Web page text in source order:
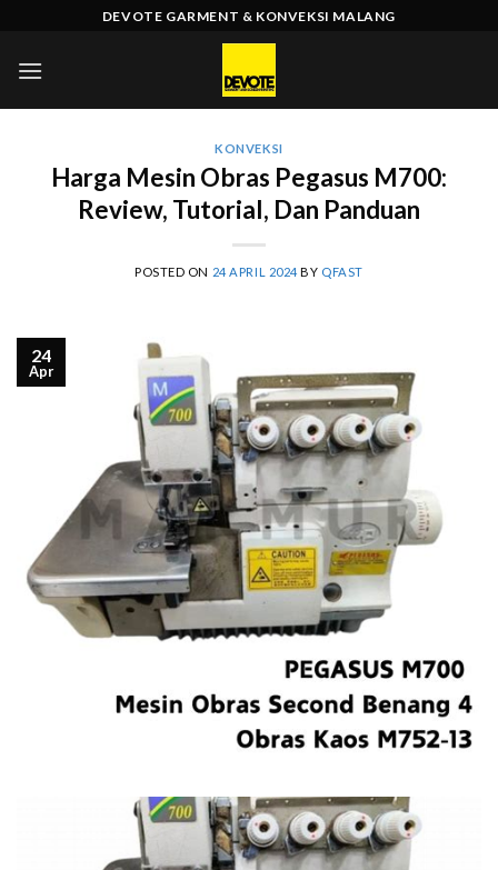
content
DEVOTE GARMENT & KONVEKSI MALANG
KONVEKSI
Harga Mesin Obras Pegasus M700:
Review, Tutorial, Dan Panduan
POSTED ON 24 APRIL 2024 BY QFAST
24
Apr